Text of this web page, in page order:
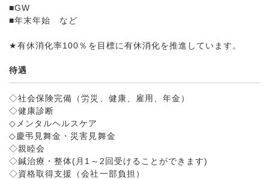
■GW
■年末年始 など
★有休消化率100％を目標に有休消化を推進しています。
待遇
◇社会保険完備（労災、健康、雇用、年金）
◇健康診断
◇メンタルヘルスケア
◇慶弔見舞金・災害見舞金
◇親睦会
◇鍼治療・整体(月1～2回受けることができます)
◇資格取得支援（会社一部負担）